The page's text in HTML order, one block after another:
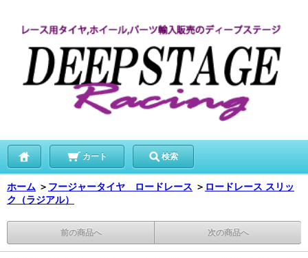
カート 検索
ホーム ＞ フージャータイヤ ロードレース ＞ ロードレース スリッ
ク（ラジアル）
前の商品へ 次の商品へ